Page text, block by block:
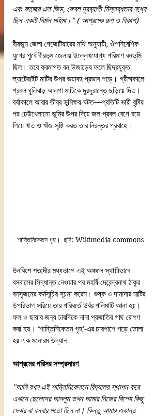
এবং কাজের এত ভিড়, কেবল দূরব্যাপী নিস্তব্ধতার মধ্যে
ছিল একটি নির্মল মহিমা।" ( আশ্রমের রূপ ও বিকাশ)
বীরভূম জেলা গেজেটিয়ারের নথি অনুযায়ী, ঔপনিবেশিক
যুগের পূর্বে বীরভূম জেলায় উল্লেখযোগ্য পরিমাণ বনভূমি
ছিল। তবে ক্রমাগত বন উজাড়ের ফলে ছিদ্রযুক্ত
ল্যাটেরাইট মাটির উপর ভয়াবহ প্রভাব পড়ে। গ্রীষ্মকালে
প্রবল ধূলিঝড় আলগা মাটিকে দূরদূরান্তে ছড়িয়ে দিত।
বর্ষাকালে আবার তীব্র ভূমিক্ষয় ঘটত—প্রতিটি ভারী বৃষ্টির
পর ঢেউখেলানো ভূমির উপর দিয়ে জল প্রবল বেগে বয়ে
গিয়ে খাত ও খাঁজ সৃষ্টি করত তার নিরন্তর প্রবাহে।
শান্তিনিকেতন গৃহ।  ছবি: Wikimedia commons
উনবিংশ শতাব্দীর মধ্যভাগে এই অঞ্চলে স্থায়ীভাবে
বসবাসের সিদ্ধান্ত নেওয়ার পর মহর্ষি দেবেন্দ্রনাথ ঠাকুর
বনসৃ্জনের কর্মসূচির সূচনা করেন। শুষ্ক ও দানাদার মাটির
উপরিভাগ সরিয়ে তার পরিবর্তে উর্বর পলিমাটি আনা হয়।
ফল ও ছায়ার জন্য চারদিকে নানা প্রজাতির গাছ রোপণ
করা হয়। ‘শান্তিনিকেতন গৃহ’-এর চারপাশে গড়ে তোলা
হয় এক মনোরম উদ্যান।
আশ্রমের পরিসর সম্প্রসারণ
"আমি যখন এই শান্তিনিকেতনে বিদ্যালয় স্থাপন করে
এখানে ছেলেদের আনলুম তখন আমার নিজের বিশেষ কিছু
দেবার বা বলবার মতো ছিল না। কিন্তু আমার একান্ত